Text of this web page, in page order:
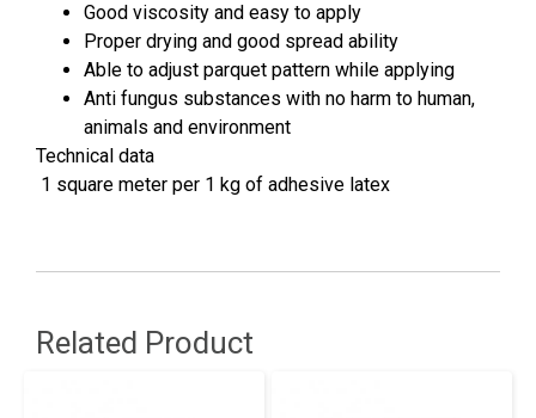
Good viscosity and easy to apply
Proper drying and good spread ability
Able to adjust parquet pattern while applying
Anti fungus substances with no harm to human,
animals and environment
Technical data
1 square meter per 1 kg of adhesive latex
Related Product